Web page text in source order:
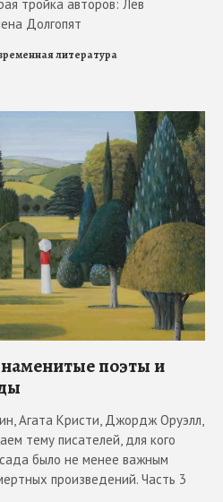
тройка авторов: Лев
Долгопят
литература
поэты и
Агата Кристи, Джордж Оруэлл,
тему писателей, для кого
было не менее важным
произведений. Часть 3